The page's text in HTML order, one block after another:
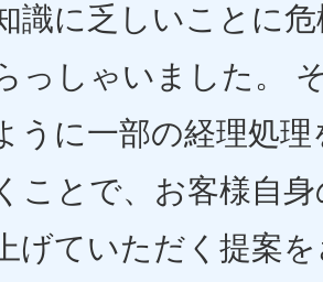
識に乏しいことに
っしゃいました。
うに一部の経理処理
ことで、お客様自
げていただく提案